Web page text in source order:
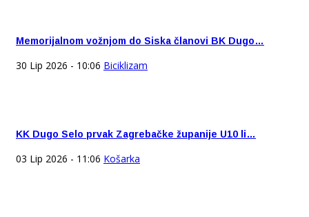
Memorijalnom vožnjom do Siska članovi BK Dugo…
30 Lip 2026 - 10:06 Biciklizam
KK Dugo Selo prvak Zagrebačke županije U10 li…
03 Lip 2026 - 11:06 Košarka